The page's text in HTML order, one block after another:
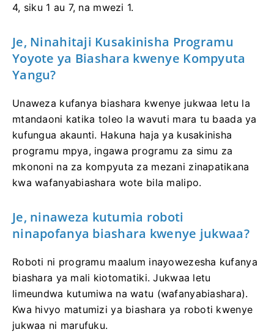
4, siku 1 au 7, na mwezi 1.
Je, Ninahitaji Kusakinisha Programu
Yoyote ya Biashara kwenye Kompyuta
Yangu?
Unaweza kufanya biashara kwenye jukwaa letu la
mtandaoni katika toleo la wavuti mara tu baada ya
kufungua akaunti. Hakuna haja ya kusakinisha
programu mpya, ingawa programu za simu za
mkononi na za kompyuta za mezani zinapatikana
kwa wafanyabiashara wote bila malipo.
Je, ninaweza kutumia roboti
ninapofanya biashara kwenye jukwaa?
Roboti ni programu maalum inayowezesha kufanya
biashara ya mali kiotomatiki. Jukwaa letu
limeundwa kutumiwa na watu (wafanyabiashara).
Kwa hivyo matumizi ya biashara ya roboti kwenye
jukwaa ni marufuku.